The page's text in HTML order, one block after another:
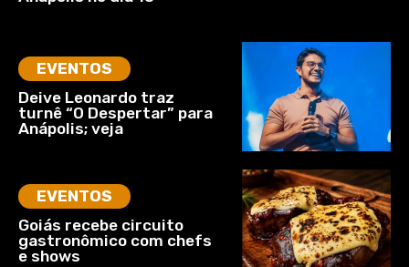
EVENTOS
Deive Leonardo traz
turnê “O Despertar” para
Anápolis; veja
EVENTOS
Goiás recebe circuito
gastronômico com chefs
e shows